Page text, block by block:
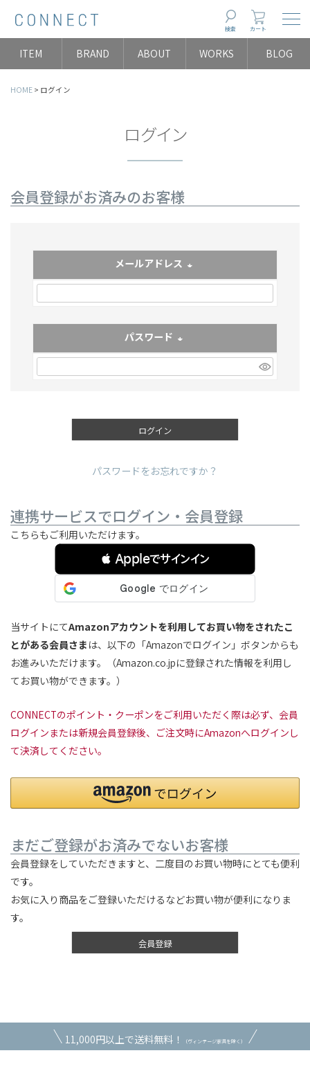
検索 カート
ITEM BRAND ABOUT WORKS BLOG
HOME ログイン
ログイン
会員登録がお済みのお客様
メールアドレス
(必須)
パスワード
(必須)
ログイン
パスワードをお忘れですか？
連携サービスでログイン・会員登録
こちらもご利用いただけます。
 Appleでサインイン
当サイトにてAmazonアカウントを利用してお買い物をされたこ
とがある会員さま は、以下の「Amazonでログイン」ボタンからも
お進みいただけます。（Amazon.co.jpに登録された情報を利用し
てお買い物ができます。）
CONNECTのポイント・クーポンをご利用いただく際は必ず、会員
ログインまたは新規会員登録後、ご注文時にAmazonへログインし
て決済してください。
まだご登録がお済みでないお客様
会員登録をしていただきますと、二度目のお買い物時にとても便利
です。
お気に入り商品をご登録いただけるなどお買い物が便利になりま
す。
会員登録
11,000円以上で送料無料！ （ヴィンテージ家具を除く）